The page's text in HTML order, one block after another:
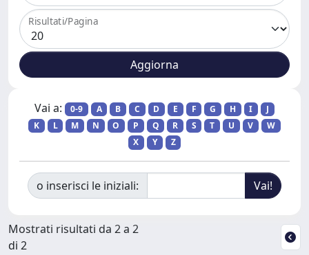
Risultati/Pagina
Vai a: 0-9 A B C D E F G H I
J
K
L M N O P Q R S T U V
W
X
Y Z
o inserisci le iniziali:
Mostrati risultati da 2 a 2
di 2